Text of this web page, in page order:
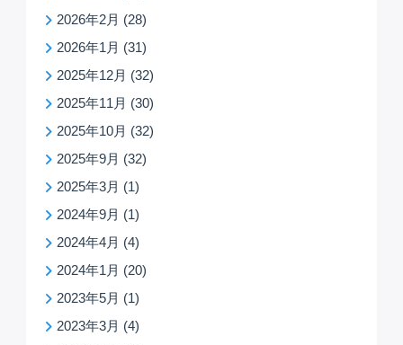
2026年2月 (28)
2026年1月 (31)
2025年12月 (32)
2025年11月 (30)
2025年10月 (32)
2025年9月 (32)
2025年3月 (1)
2024年9月 (1)
2024年4月 (4)
2024年1月 (20)
2023年5月 (1)
2023年3月 (4)